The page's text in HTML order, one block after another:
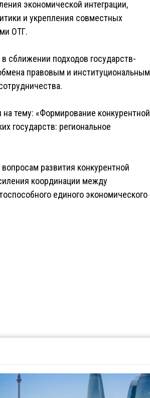
экономической интеграции,
и укрепления совместных
ОТГ.
сближении подходов государств-
правовым и институциональным
тему: «Формирование конкурентной
государств: региональное
развития конкурентной
координации между
единого экономического